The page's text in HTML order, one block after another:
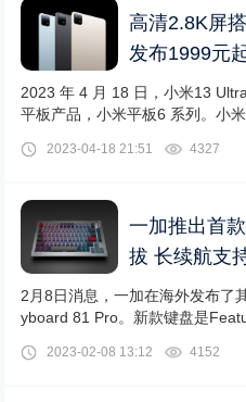
高清2.8K屏
发布1999元
2023 年 4 月 18 日，小米13
平板产品，小米平板6 系列。小
爱，小米平板6 系列在此基础上
凭借强悍的硬件配置和贴心的功
新...
2023-04-18 21:51 4327
一加推出首
拔 长续航支
2月8日消息，一加在海外发布
yboard 81 Pro。新款键盘是
ng是一加的一个“共创平台”，专
（品牌）共创不同类别的产品而
2023-02-08 13:12 4152